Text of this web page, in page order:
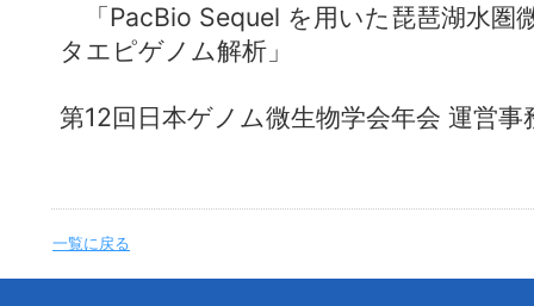
「PacBio Sequel を用いた琵琶湖水圏
タエピゲノム解析」
第12回日本ゲノム微生物学会年会 運営事
一覧に戻る